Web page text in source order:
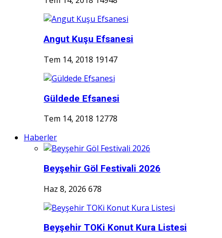
Angut Kuşu Efsanesi
Tem 14, 2018 19147
Güldede Efsanesi
Tem 14, 2018 12778
Haberler
Beyşehir Göl Festivali 2026
Haz 8, 2026 678
Beyşehir TOKi Konut Kura Listesi